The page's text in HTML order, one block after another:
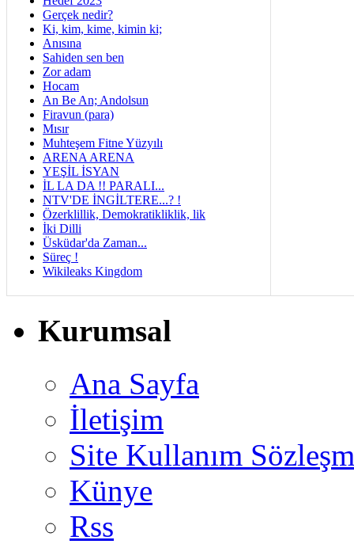
Gerçek nedir?
Ki, kim, kime, kimin ki;
Anısına
Sahiden sen ben
Zor adam
Hocam
An Be An; Andolsun
Firavun (para)
Mısır
Muhteşem Fitne Yüzyılı
ARENA ARENA
YEŞİL İSYAN
İL LA DA !! PARALI...
NTV'DE İNGİLTERE...? !
Özerklillik, Demokratikliklik, lik
İki Dilli
Üsküdar'da Zaman...
Süreç !
Wikileaks Kingdom
Kurumsal
Ana Sayfa
İletişim
Site Kullanım
Künye
Rss